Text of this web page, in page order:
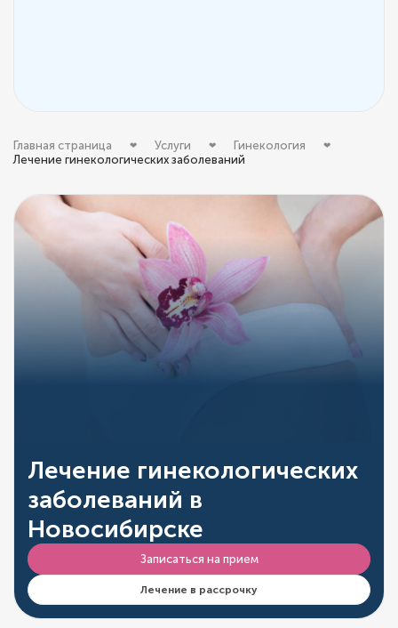
Главная страница Услуги
Гинекология
Лечение гинекологических заболеваний
Лечение гинекологических
заболеваний в
Новосибирске
Записаться на прием
Лечение в рассрочку